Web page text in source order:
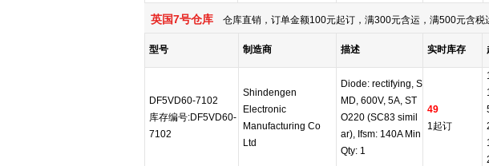
英国7号仓库 仓库直销，订单金额100元起订，满300元含运，满500元含税
型号 制造商 描述 实时库存
DF5VD60-7102
库存编号:DF5VD60-
7102
Shindengen
Electronic
Manufacturing Co
Ltd
Diode: rectifying, S
MD, 600V, 5A, ST
O220 (SC83 simil
ar), Ifsm: 140A Min
Qty: 1
49
1起订